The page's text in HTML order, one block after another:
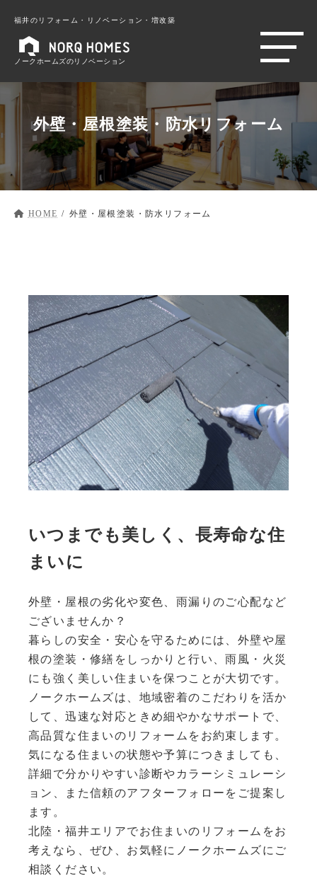
福井のリフォーム・リノベーション・増改築
ノークホームズのリノベーション
外壁・屋根塗装・防水リフォーム
HOME 外壁・屋根塗装・防水リフォーム
いつまでも美しく、長寿命な住
まいに
外壁・屋根の劣化や変色、雨漏りのご心配など
ございませんか？
暮らしの安全・安心を守るためには、外壁や屋
根の塗装・修繕をしっかりと行い、雨風・火災
にも強く美しい住まいを保つことが大切です。
ノークホームズは、地域密着のこだわりを活か
して、迅速な対応ときめ細やかなサポートで、
高品質な住まいのリフォームをお約束します。
気になる住まいの状態や予算につきましても、
詳細で分かりやすい診断やカラーシミュレーシ
ョン、また信頼のアフターフォローをご提案し
ます。
北陸・福井エリアでお住まいのリフォームをお
考えなら、ぜひ、お気軽にノークホームズにご
相談ください。